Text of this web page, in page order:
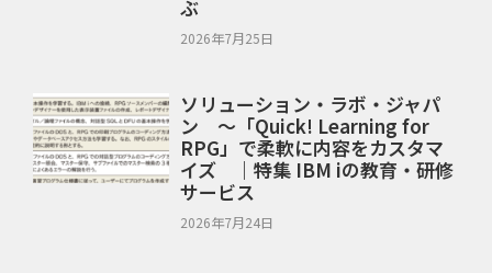
ぶ
2026年7月25日
ソリューション・ラボ・ジャパ
ン ～「Quick! Learning for
RPG」で柔軟に内容をカスタマ
イズ ｜特集 IBM iの教育・研修
サービス
2026年7月24日